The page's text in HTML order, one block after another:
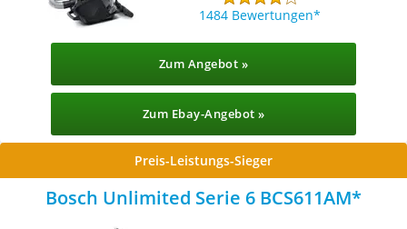
1484 Bewertungen
Zum Angebot »
Zum Ebay-Angebot »
Preis-Leistungs-Sieger
Bosch Unlimited Serie 6 BCS611AM